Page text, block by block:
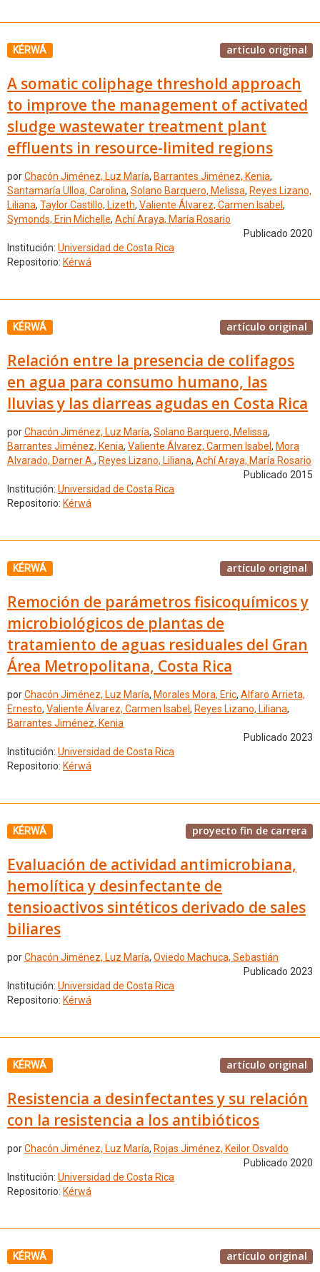
KÉRWÁ artículo original
A somatic coliphage threshold approach
to improve the management of activated
sludge wastewater treatment plant
effluents in resource-limited regions
porChacón Jiménez, Luz María, Barrantes Jiménez, Kenia,
Santamaría Ulloa, Carolina, Solano Barquero, Melissa, Reyes Lizano,
Liliana, Taylor Castillo, Lizeth, Valiente Álvarez, Carmen Isabel ,
Symonds, ‪Erin Michelle, Achí Araya, María Rosario
Publicado 2020
Institución: Universidad de Costa Rica
Repositorio: Kérwá
KÉRWÁ artículo original
Relación entre la presencia de colifagos
en agua para consumo humano, las
lluvias y las diarreas agudas en Costa Rica
porChacón Jiménez, Luz María, Solano Barquero, Melissa,
Barrantes Jiménez, Kenia, Valiente Álvarez, Carmen Isabel , Mora
Alvarado, Darner A., Reyes Lizano, Liliana, Achí Araya, María Rosario
Publicado 2015
Institución: Universidad de Costa Rica
Repositorio: Kérwá
KÉRWÁ artículo original
Remoción de parámetros fisicoquímicos y
microbiológicos de plantas de
tratamiento de aguas residuales del Gran
Área Metropolitana, Costa Rica
porChacón Jiménez, Luz María, Morales Mora, Eric, Alfaro Arrieta,
Ernesto, Valiente Álvarez, Carmen Isabel , Reyes Lizano, Liliana,
Barrantes Jiménez, Kenia
Publicado 2023
Institución: Universidad de Costa Rica
Repositorio: Kérwá
KÉRWÁ proyecto fin de carrera
Evaluación de actividad antimicrobiana,
hemolítica y desinfectante de
tensioactivos sintéticos derivado de sales
biliares
porChacón Jiménez, Luz María, Oviedo Machuca, Sebastián
Publicado 2023
Institución: Universidad de Costa Rica
Repositorio: Kérwá
KÉRWÁ artículo original
Resistencia a desinfectantes y su relación
con la resistencia a los antibióticos
porChacón Jiménez, Luz María, Rojas Jiménez, Keilor Osvaldo
Publicado 2020
Institución: Universidad de Costa Rica
Repositorio: Kérwá
KÉRWÁ artículo original